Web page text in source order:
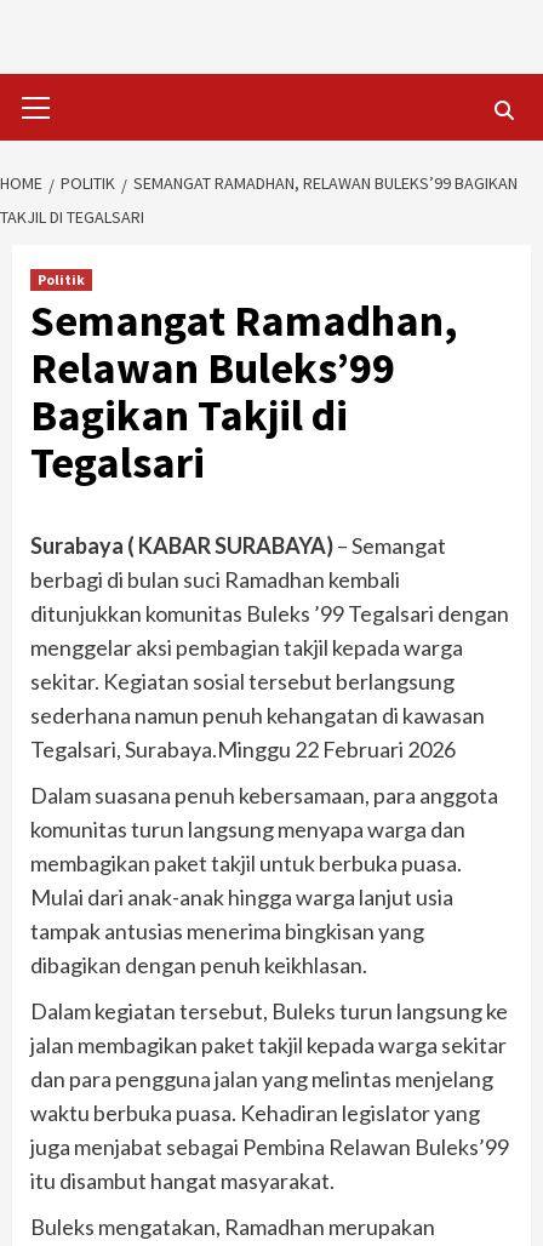
Menu
HOME POLITIK
SEMANGAT RAMADHAN, RELAWAN BULEKS’99 BAGIKAN
TAKJIL DI TEGALSARI
Politik
Semangat Ramadhan,
Relawan Buleks’99
Bagikan Takjil di
Tegalsari
Surabaya ( KABAR SURABAYA)– Semangat
berbagi di bulan suci Ramadhan kembali
ditunjukkan komunitas Buleks ’99 Tegalsari dengan
menggelar aksi pembagian takjil kepada warga
sekitar. Kegiatan sosial tersebut berlangsung
sederhana namun penuh kehangatan di kawasan
Tegalsari, Surabaya.Minggu 22 Februari 2026
Dalam suasana penuh kebersamaan, para anggota
komunitas turun langsung menyapa warga dan
membagikan paket takjil untuk berbuka puasa.
Mulai dari anak-anak hingga warga lanjut usia
tampak antusias menerima bingkisan yang
dibagikan dengan penuh keikhlasan.
Dalam kegiatan tersebut, Buleks turun langsung ke
jalan membagikan paket takjil kepada warga sekitar
dan para pengguna jalan yang melintas menjelang
waktu berbuka puasa. Kehadiran legislator yang
juga menjabat sebagai Pembina Relawan Buleks’99
itu disambut hangat masyarakat.
Buleks mengatakan, Ramadhan merupakan